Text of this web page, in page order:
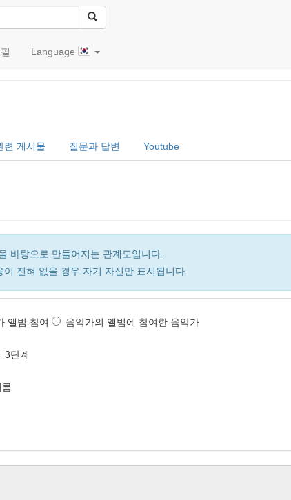
Language
련 게시물 질문과 답변 Youtube
바탕으로 만들어지는 관계도입니다.
전혀 없을 경우 자기 자신만 표시됩니다.
앨범 참여 음악가의 앨범에 참여한 음악가
3단계
름